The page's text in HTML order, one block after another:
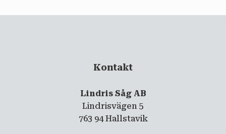
Kontakt
Lindris Såg AB
Lindrisvägen 5
763 94 Hallstavik